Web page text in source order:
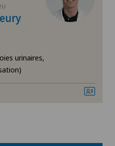
voies urinaires
urinaires,